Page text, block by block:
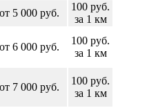
от 5 000 руб.
100 руб.
за 1 км
от 6 000 руб.
100 руб.
за 1 км
от 7 000 руб.
100 руб.
за 1 км